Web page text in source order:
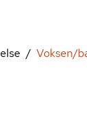
Voksen/